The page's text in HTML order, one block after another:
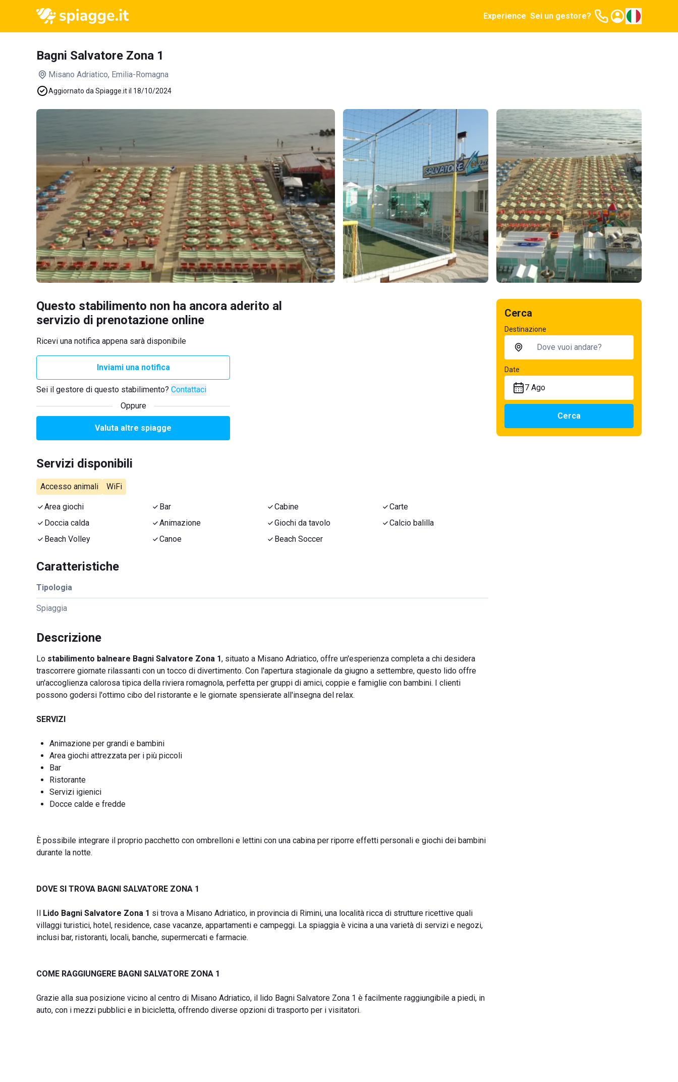
Experience Sei un gestore?
Bagni Salvatore Zona 1
Misano Adriatico, Emilia-Romagna
Aggiornato da Spiagge.it il 18/10/2024
Questo stabilimento non ha ancora aderito al
servizio di prenotazione online
Ricevi una notifica appena sarà disponibile
Inviami una notifica
Sei il gestore di questo stabilimento? Contattaci
Oppure
Valuta altre spiagge
Servizi disponibili
Accesso animali WiFi
Area giochi Bar Cabine
Carte
Doccia calda
Animazione Giochi da tavolo
Calcio balilla
Beach Volley
Canoe Beach Soccer
Caratteristiche
Tipologia
Spiaggia
Descrizione
Lo stabilimento balneare Bagni Salvatore Zona 1, situato a Misano Adriatico, offre un'esperienza completa a chi desidera
trascorrere giornate rilassanti con un tocco di divertimento. Con l'apertura stagionale da giugno a settembre, questo lido offre
un'accoglienza calorosa tipica della riviera romagnola, perfetta per gruppi di amici, coppie e famiglie con bambini. I clienti
possono godersi l'ottimo cibo del ristorante e le giornate spensierate all'insegna del relax.
SERVIZI
Animazione per grandi e bambini
Area giochi attrezzata per i più piccoli
Bar
Ristorante
Servizi igienici
Docce calde e fredde
È possibile integrare il proprio pacchetto con ombrelloni e lettini con una cabina per riporre effetti personali e giochi dei bambini
durante la notte.
DOVE SI TROVA BAGNI SALVATORE ZONA 1
Il Lido Bagni Salvatore Zona 1 si trova a Misano Adriatico, in provincia di Rimini, una località ricca di strutture ricettive quali
villaggi turistici, hotel, residence, case vacanze, appartamenti e campeggi. La spiaggia è vicina a una varietà di servizi e negozi,
inclusi bar, ristoranti, locali, banche, supermercati e farmacie.
COME RAGGIUNGERE BAGNI SALVATORE ZONA 1
Grazie alla sua posizione vicino al centro di Misano Adriatico, il lido Bagni Salvatore Zona 1 è facilmente raggiungibile a piedi, in
auto, con i mezzi pubblici e in bicicletta, offrendo diverse opzioni di trasporto per i visitatori.
Cerca
Destinazione
Date
7 Ago
Cerca